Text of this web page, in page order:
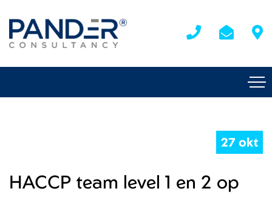
27 okt
HACCP team level 1 en 2 op